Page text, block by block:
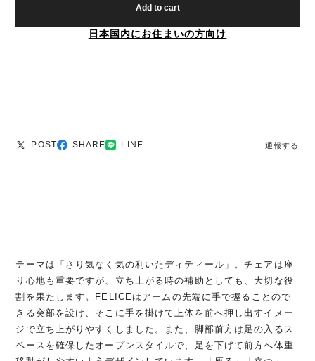
Add to cart
日本国内にお住まいの方向け
POST SHARE LINE 通報する
テーマは「さり気なく気の利いたディティール」。チェアは座
り心地も重要ですが、立ち上がる時の補助としても、大切な役
割を果たします。FELICEはアームの先端に手で握ることので
きる突部を設け、そこに手を掛けて上体を前へ押し出すイメー
ジで立ち上がりやすくしました。また、脚部前方は足の入るス
ペースを確保したオープンスタイルで、足を下げて前方へ体重